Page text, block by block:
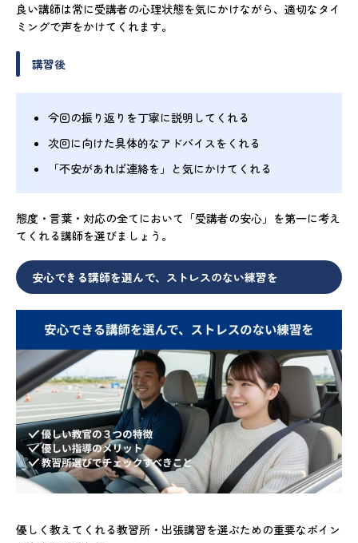
良い講師は常に受講者の心理状態を気にかけながら、適切なタイ
ミングで声をかけてくれます。
講習後
今回の振り返りを丁寧に説明してくれる
次回に向けた具体的なアドバイスをくれる
「不安があれば連絡を」と気にかけてくれる
態度・言葉・対応の全てにおいて「受講者の安心」を第一に考え
てくれる講師を選びましょう。
安心できる講師を選んで、ストレスのない練習を
優しく教えてくれる教習所・出張講習を選ぶための重要なポイン